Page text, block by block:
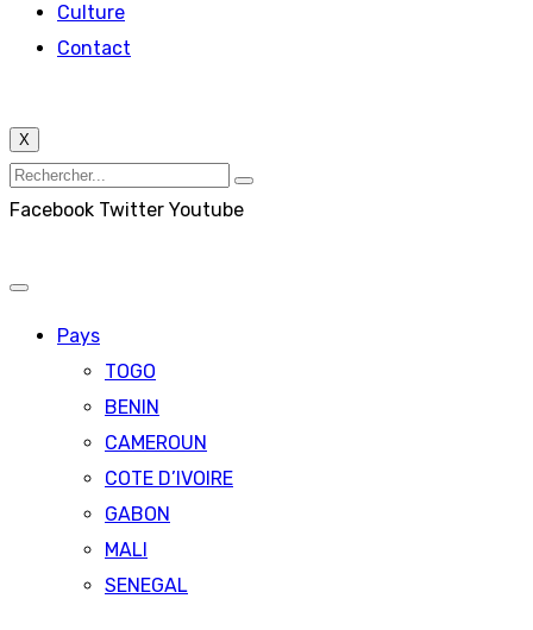
Culture
Contact
X
Facebook Twitter Youtube
Pays
TOGO
BENIN
CAMEROUN
COTE D’IVOIRE
GABON
MALI
SENEGAL